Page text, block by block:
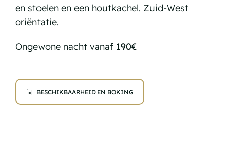
en stoelen en een houtkachel. Zuid-West
oriëntatie.
Ongewone nacht vanaf 190€
BESCHIKBAARHEID EN BOKING